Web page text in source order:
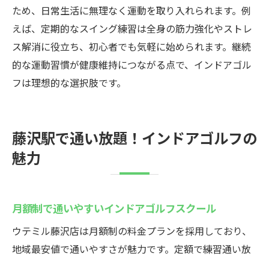
ため、日常生活に無理なく運動を取り入れられます。例
えば、定期的なスイング練習は全身の筋力強化やストレ
ス解消に役立ち、初心者でも気軽に始められます。継続
的な運動習慣が健康維持につながる点で、インドアゴル
フは理想的な選択肢です。
藤沢駅で通い放題！インドアゴルフの
魅力
月額制で通いやすいインドアゴルフスクール
ウテミル藤沢店は月額制の料金プランを採用しており、
地域最安値で通いやすさが魅力です。定額で練習通い放